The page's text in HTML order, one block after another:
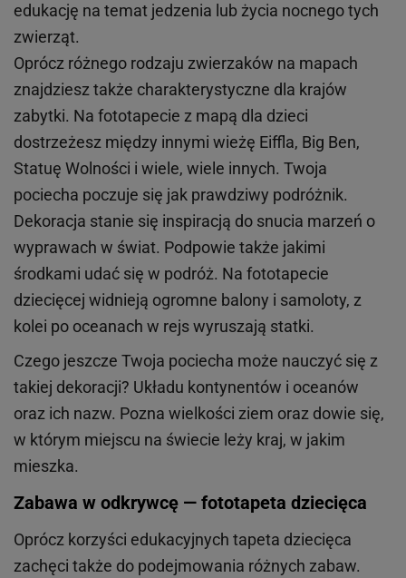
edukację na temat jedzenia lub życia nocnego tych
zwierząt.
Oprócz różnego rodzaju zwierzaków na mapach
znajdziesz także charakterystyczne dla krajów
zabytki. Na fototapecie z mapą dla dzieci
dostrzeżesz między innymi wieżę Eiffla, Big Ben,
Statuę Wolności i wiele, wiele innych. Twoja
pociecha poczuje się jak prawdziwy podróżnik.
Dekoracja stanie się inspiracją do snucia marzeń o
wyprawach w świat. Podpowie także jakimi
środkami udać się w podróż. Na fototapecie
dziecięcej widnieją ogromne balony i samoloty, z
kolei po oceanach w rejs wyruszają statki.
Czego jeszcze Twoja pociecha może nauczyć się z
takiej dekoracji? Układu kontynentów i oceanów
oraz ich nazw. Pozna wielkości ziem oraz dowie się,
w którym miejscu na świecie leży kraj, w jakim
mieszka.
Zabawa w odkrywcę — fototapeta dziecięca
Oprócz korzyści edukacyjnych tapeta dziecięca
zachęci także do podejmowania różnych zabaw.